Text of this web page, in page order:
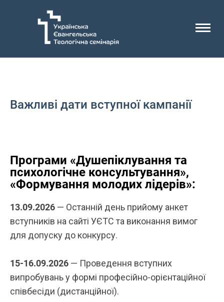
Важливі дати сертифікат
Важливі дати вступної кампанії
Програми «Душепіклування та
психологічне консультування»,
«Формування молодих лідерів»:
13.09.2026 — Останній день прийому анкет
вступників на сайті УЄТС та виконання вимог
для допуску до конкурсу.
15-16.09.2026 — Проведення вступних
випробувань у формі професійно-орієнтаційної
співбесіди (дистанційної).